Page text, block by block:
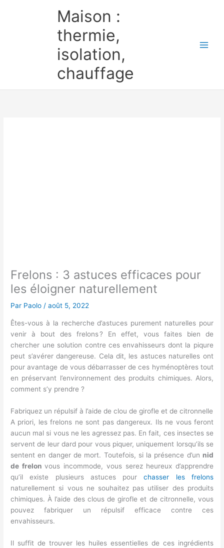
Maison :
thermie,
isolation,
chauffage
Frelons : 3 astuces efficaces pour
les éloigner naturellement
Par Paolo/août 5, 2022
Êtes-vous à la recherche d’astuces purement naturelles pour
venir à bout des frelons ? En effet, vous faites bien de
chercher une solution contre ces envahisseurs dont la piqure
peut s’avérer dangereuse. Cela dit, les astuces naturelles ont
pour avantage de vous débarrasser de ces hyménoptères tout
en préservant l’environnement des produits chimiques. Alors,
comment s’y prendre ?
Fabriquez un répulsif à l’aide de clou de girofle et de citronnelle
A priori, les frelons ne sont pas dangereux. Ils ne vous feront
aucun mal si vous ne les agressez pas. En fait, ces insectes se
servent de leur dard pour vous piquer, uniquement lorsqu’ils se
sentent en danger de mort. Toutefois, si la présence d’un nid
de frelonvous incommode, vous serez heureux d’apprendre
qu’il existe plusieurs astuces pourchasser les frelons
naturellement si vous ne souhaitez pas utiliser des produits
chimiques. À l’aide des clous de girofle et de citronnelle, vous
pouvez fabriquer un répulsif efficace contre ces
envahisseurs.
Il suffit de trouver les huiles essentielles de ces ingrédients